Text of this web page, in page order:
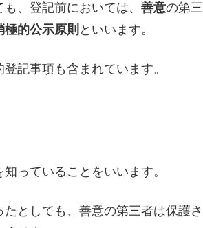
、登記前においては、 善意の第三
極的公示原則 といいます。
記事項も含まれています。
っていることをいいます。
としても、善意の第三者は保護さ